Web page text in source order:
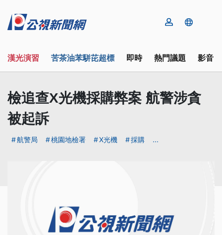
漢光演習 苦茶油苯駢芘超標 即時 熱門議題 影音
檢追查X光機採購弊案 航警涉貪
被起訴
航警局 桃園地檢署 X光機 採購 ...